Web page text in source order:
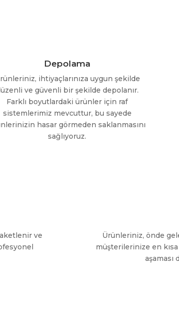
Depolama
ihtiyaçlarınıza uygun şekilde
ve güvenli bir şekilde depolanır.
Farklı boyutlardaki ürünler için raf
sistemlerimiz mevcuttur, bu sayede
hasar görmeden saklanmasını
sağlıyoruz.
ve
Ürünleriniz, önde
müşterilerinize en